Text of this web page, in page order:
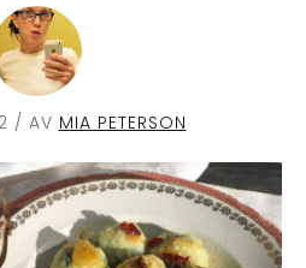
/ AV MIA PETERSON